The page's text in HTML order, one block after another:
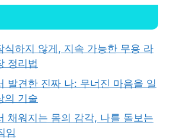
식하지 않게, 지속 가능한 무용 라
정리법
발견한 진짜 나: 무너진 마음을 일
의 기술
채워지는 몸의 감각, 나를 돌보는
임